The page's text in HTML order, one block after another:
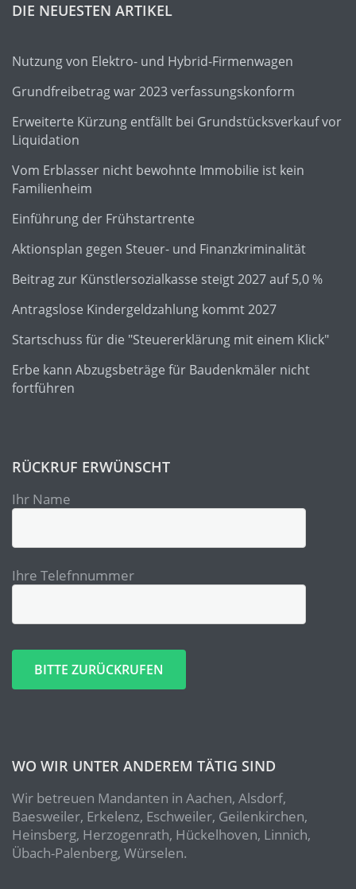
DIE NEUESTEN ARTIKEL
Nutzung von Elektro- und Hybrid-Firmenwagen
Grundfreibetrag war 2023 verfassungskonform
Erweiterte Kürzung entfällt bei Grundstücksverkauf vor
Liquidation
Vom Erblasser nicht bewohnte Immobilie ist kein
Familienheim
Einführung der Frühstartrente
Aktionsplan gegen Steuer- und Finanzkriminalität
Beitrag zur Künstlersozialkasse steigt 2027 auf 5,0 %
Antragslose Kindergeldzahlung kommt 2027
Startschuss für die "Steuererklärung mit einem Klick"
Erbe kann Abzugsbeträge für Baudenkmäler nicht
fortführen
RÜCKRUF ERWÜNSCHT
Ihr Name
Ihre Telefnnummer
Bitte lasse dieses Feld leer.
Bitte lasse dieses Feld leer.
WO WIR UNTER ANDEREM TÄTIG SIND
Wir betreuen Mandanten in Aachen, Alsdorf,
Baesweiler, Erkelenz, Eschweiler, Geilenkirchen,
Heinsberg, Herzogenrath, Hückelhoven, Linnich,
Übach-Palenberg, Würselen.